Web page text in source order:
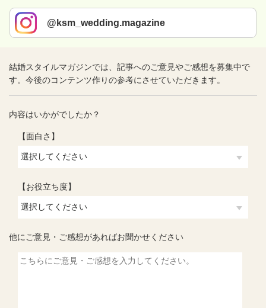
@ksm_wedding.magazine
結婚スタイルマガジンでは、記事へのご意見やご感想を募集中で
す。今後のコンテンツ作りの参考にさせていただきます。
内容はいかがでしたか？
【面白さ】
【お役立ち度】
他にご意見・ご感想があればお聞かせください